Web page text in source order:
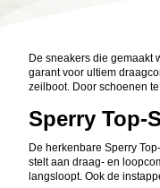
De sneakers die gemaakt
garant voor ultiem
zeilboot. Door schoenen
Sperry Top-
De herkenbare Sperry
stelt aan draag- en
langsloopt. Ook de